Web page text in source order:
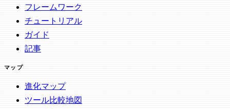
フレームワーク
チュートリアル
ガイド
記事
マップ
進化マップ
ツール比較地図